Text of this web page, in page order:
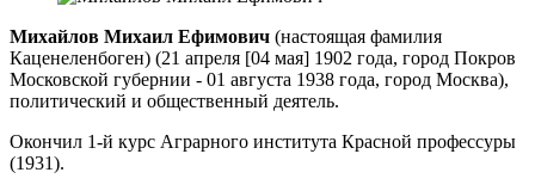
Михайлов Михаил Ефимович (настоящая фамилия
Каценеленбоген) (21 апреля [04 мая] 1902 года, город Покров
Московской губернии - 01 августа 1938 года, город Москва),
политический и общественный деятель.
Окончил 1-й курс Аграрного института Красной профессуры
(1931).